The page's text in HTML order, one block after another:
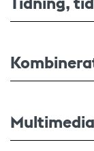
Multimedia